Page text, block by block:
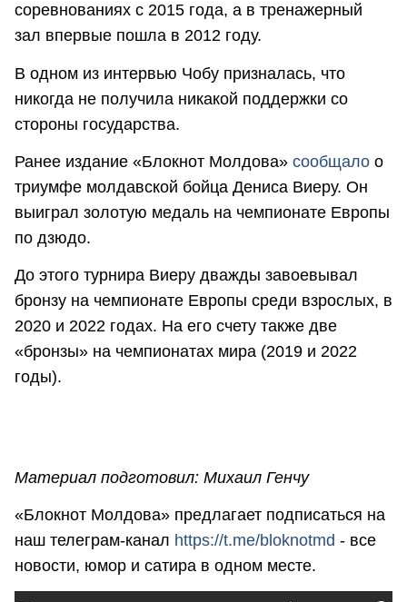
соревнованиях с 2015 года, а в тренажерный
зал впервые пошла в 2012 году.
В одном из интервью Чобу призналась, что
никогда не получила никакой поддержки со
стороны государства.
Ранее издание «Блокнот Молдова» сообщало о
триумфе молдавской бойца Дениса Виеру. Он
выиграл золотую медаль на чемпионате Европы
по дзюдо.
До этого турнира Виеру дважды завоевывал
бронзу на чемпионате Европы среди взрослых, в
2020 и 2022 годах. На его счету также две
«бронзы» на чемпионатах мира (2019 и 2022
годы).
Материал подготовил: Михаил Генчу
«Блокнот Молдова» предлагает подписаться на
наш телеграм-канал https://t.me/bloknotmd - все
новости, юмор и сатира в одном месте.